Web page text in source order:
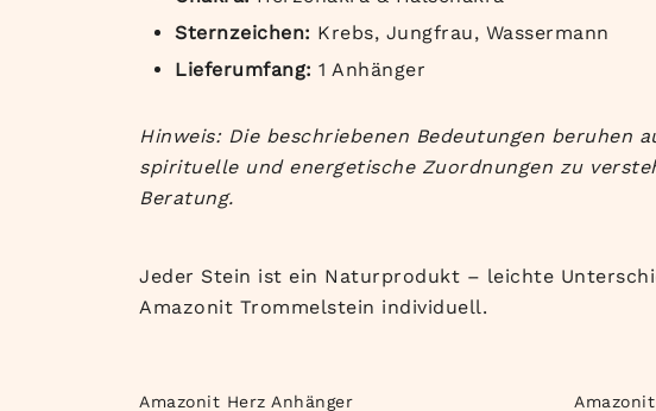
Sternzeichen: Krebs, Jungfrau, Wassermann
Lieferumfang: 1 Anhänger
Hinweis: Die beschriebenen Bedeutungen beruhen
spirituelle und energetische Zuordnungen zu
Beratung.
Jeder Stein ist ein Naturprodukt – leichte
Amazonit Trommelstein individuell.
Amazonit Herz Anhänger